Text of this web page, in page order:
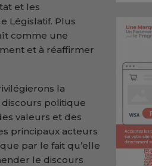
et les
Législatif. Plus
comme une
et à réaffirmer
la
politique
valeurs et des
principaux acteurs
par le fait qu’elle
le discours